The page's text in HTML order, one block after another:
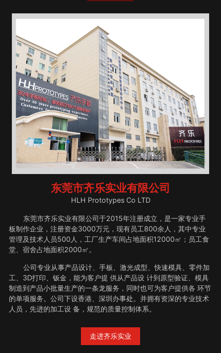
东莞市齐乐实业有限公司
HLH Prototypes Co LTD
东莞市齐乐实业有限公司于2015年注册成立，是一家专业手
板制作企业，注册资金3000万元，现有员工800余人，其中专业
管理及技术人员500人，工厂生产车间占地面积12000㎡；员工食
堂、宿舍占地面积2000㎡。
公司专业从事产品设计、手板、激光成型、快速模具、零件加
工、3D打印、钣金，能为客户提 供从产品设 计到原型验证、模具
制造到产品小批量生产的一条龙服务，同时也可为客户提供各 环节
的单项服务。公司下设香港、深圳办事处。并拥有资深的专业技术
人员，先进的加工设 备，规范的质量控制体系。
走进齐乐实业